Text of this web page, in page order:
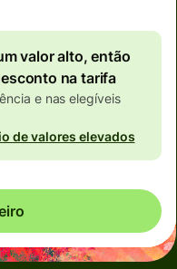
valor alto, então
na tarifa
e nas elegíveis
de valores elevados